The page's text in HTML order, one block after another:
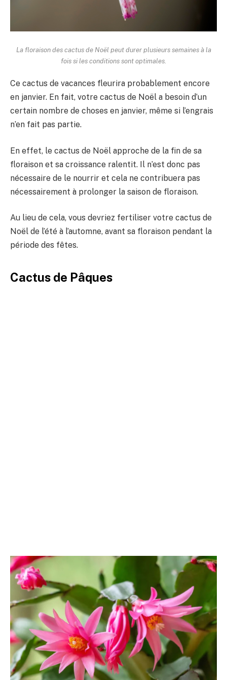
La floraison des cactus de Noël peut durer plusieurs semaines à la
fois si les conditions sont optimales.
Ce cactus de vacances fleurira probablement encore
en janvier. En fait, votre cactus de Noël a besoin d’un
certain nombre de choses en janvier, même si l’engrais
n’en fait pas partie.
En effet, le cactus de Noël approche de la fin de sa
floraison et sa croissance ralentit. Il n’est donc pas
nécessaire de le nourrir et cela ne contribuera pas
nécessairement à prolonger la saison de floraison.
Au lieu de cela, vous devriez fertiliser votre cactus de
Noël de l’été à l’automne, avant sa floraison pendant la
période des fêtes.
Cactus de Pâques